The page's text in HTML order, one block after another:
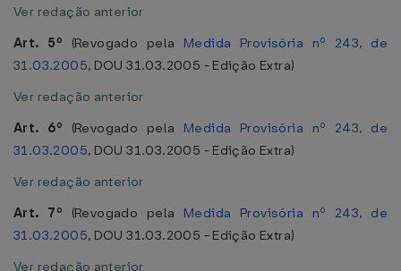
Ver redação anterior
Art. 5º (Revogado pela Medida Provisória nº 243, de
31.03.2005, DOU 31.03.2005 - Edição Extra)
Ver redação anterior
Art. 6º (Revogado pela Medida Provisória nº 243, de
31.03.2005, DOU 31.03.2005 - Edição Extra)
Ver redação anterior
Art. 7º (Revogado pela Medida Provisória nº 243, de
31.03.2005, DOU 31.03.2005 - Edição Extra)
Ver redação anterior